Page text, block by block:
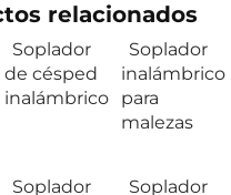
relacionados
Soplador
de césped
inalámbrico
Soplador
inalámbrico
para
malezas
Soplador
Soplador